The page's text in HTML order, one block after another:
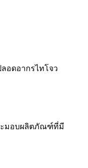
อดอากรไทโจว
ะมอบผลิตภัณฑ์ที่มี